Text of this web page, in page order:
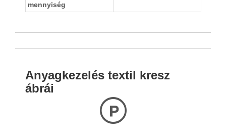
mennyiség
Anyagkezelés textil kresz
ábrái
L